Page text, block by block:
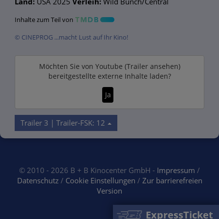
ExpressTicket
Inhalte zum Teil von
© CINEPROG ...macht Lust auf Ihr Kino!
Möchten Sie von Youtube (Trailer ansehen)
bereitgestellte externe Inhalte laden?
Ja
Trailer 3 | Trailer-FSK: 12
© 2010 - 2026 B + B Kinocenter GmbH - Impressum /
Datenschutz/ Cookie Einstellungen / Zur barrierefreien
Version